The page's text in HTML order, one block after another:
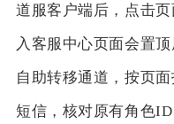
道服客户端后，点击
入客服中心页面会置
自助转移通道，按页
短信，核对原有角色